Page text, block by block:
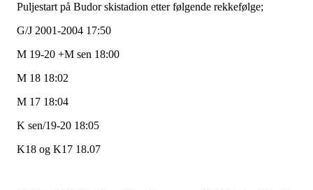
Puljestart på Budor skistadion etter følgende rekkefølge;
G/J 2001-2004 17:50
M 19-20 +M sen 18:00
M 18 18:02
M 17 18:04
K sen/19-20 18:05
K18 og K17 18.07